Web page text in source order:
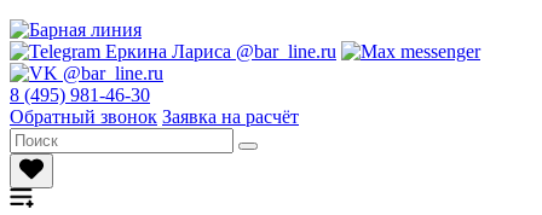
8 (495) 981-46-30
Обратный звонок Заявка на расчёт